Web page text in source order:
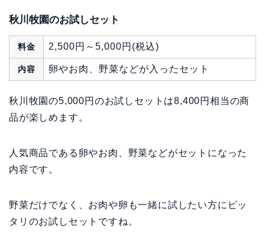
秋川牧園のお試しセット
料金 2,500円～5,000円(税込)
内容 卵やお肉、野菜などが入ったセット
秋川牧園の5,000円のお試しセットは8,400円相当の商
品が楽しめます。
人気商品である卵やお肉、野菜などがセットになった
内容です。
野菜だけでなく、お肉や卵も一緒に試したい方にピッ
タリのお試しセットですね。